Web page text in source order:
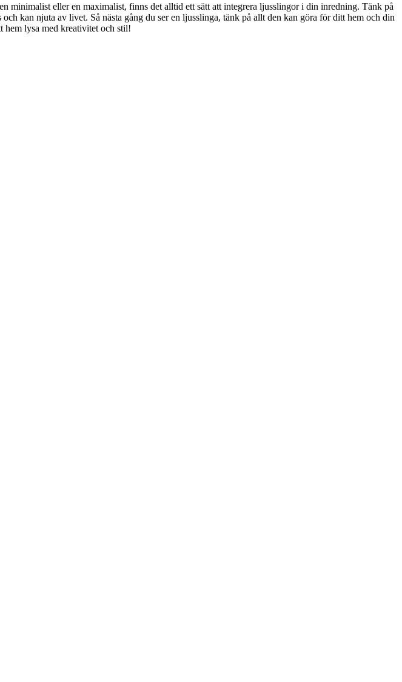
minimalist eller en maximalist, finns det alltid ett sätt att integrera ljusslingor i din inredning. Tänk på
kan njuta av livet. Så nästa gång du ser en ljusslinga, tänk på allt den kan göra för ditt hem och din
lysa med kreativitet och stil!